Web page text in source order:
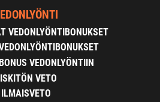
VEDONLYÖNTIBONUKSET
VEDONLYÖNTIIN
VETO
ILMAISVETO